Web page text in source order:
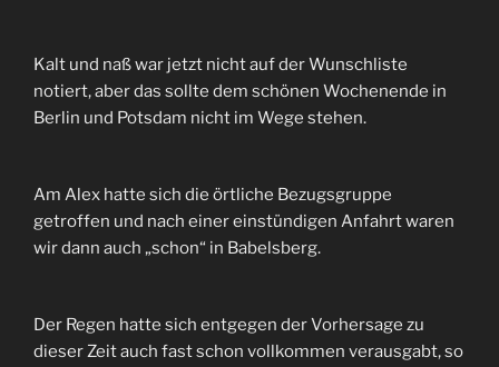
Kalt und naß war jetzt nicht auf der Wunschliste
notiert, aber das sollte dem schönen Wochenende in
Berlin und Potsdam nicht im Wege stehen.
Am Alex hatte sich die örtliche Bezugsgruppe
getroffen und nach einer einstündigen Anfahrt waren
wir dann auch „schon“ in Babelsberg.
Der Regen hatte sich entgegen der Vorhersage zu
dieser Zeit auch fast schon vollkommen verausgabt, so